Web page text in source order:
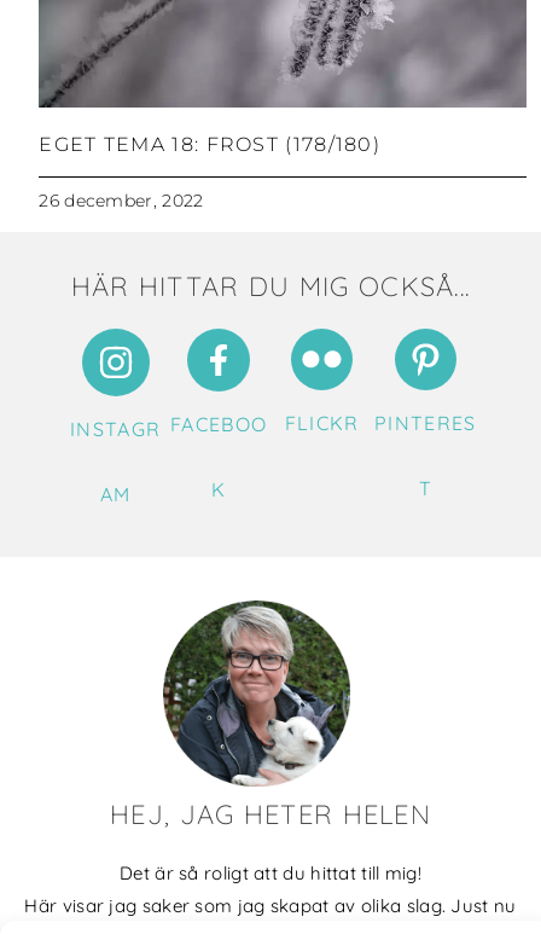
EGET TEMA 18: FROST (178/180)
26 december, 2022
HÄR HITTAR DU MIG OCKSÅ...
INSTAGR
AM
FACEBOO
K
FLICKR PINTERES
T
HEJ, JAG HETER HELEN
Det är så roligt att du hittat till mig!
Här visar jag saker som jag skapat av olika slag. Just nu